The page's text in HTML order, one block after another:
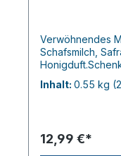
Verwöhnendes
Schafsmilch,
Badegefühl,
die Haut zart
Inhalt: 0.55 kg
12,99 €*